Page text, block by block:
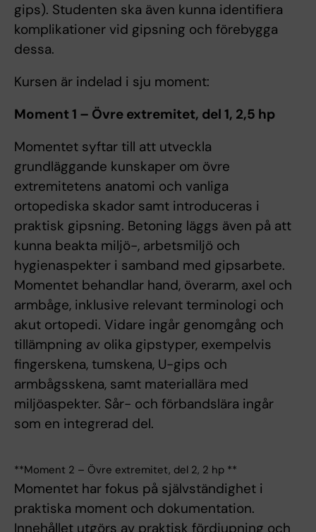
gips). Studenten ska även kunna identifiera
komplikationer vid gipsning och förebygga
dessa.
Kursen är indelad i sju moment:
Moment 1 – Övre extremitet, del 1, 2,5 hp
Momentet syftar till att utveckla
grundläggande kunskaper om övre
extremitetens anatomi och vanliga
ortopediska skador samt introduceras i
praktisk gipsning. Betoning läggs även på att
kunna beakta miljö-, arbetsmiljö och
hygienaspekter i samband med gipsarbete.
Momentet behandlar hand, överarm, axel och
armbåge, inklusive relevant terminologi och
akut ortopedi. Vidare ingår genomgång och
tillämpning av olika gipstyper, exempelvis
fingerskena, tumskena, U-gips och
armbågsskena, samt materiallära med
miljöaspekter. Sår- och förbandslära ingår
som en integrerad del.
**Moment 2 – Övre extremitet, del 2, 2 hp **
Momentet har fokus på självständighet i
praktiska moment och dokumentation.
Innehållet utgörs av praktisk fördjupning och